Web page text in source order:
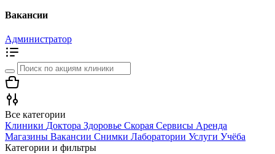
Вакансии
Администратор
Все категории
Клиники Доктора Здоровье Скорая Сервисы Аренда
Магазины Вакансии Снимки Лаборатории Услуги Учёба
Категории и фильтры